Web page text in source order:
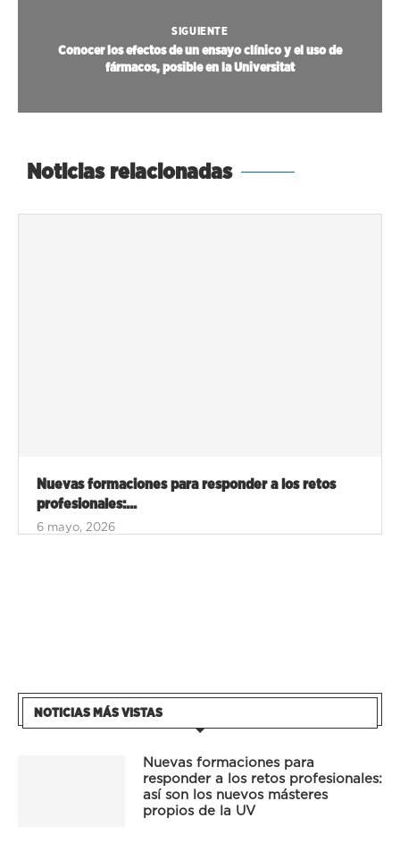
SIGUIENTE
Conocer los efectos de un ensayo clínico y el uso de
fármacos, posible en la Universitat
Noticias relacionadas
Nuevas formaciones para responder a los retos
profesionales:...
6 mayo, 2026
NOTICIAS MÁS VISTAS
Nuevas formaciones para
responder a los retos profesionales:
así son los nuevos másteres
propios de la UV